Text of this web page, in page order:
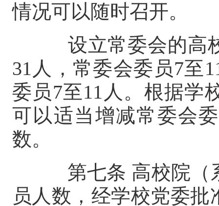
情况可以随时召开。
设立常委会的高
31人，常委会委员7至
委员7至11人。根据学
可以适当增减常委会
数。
第七条 高校院（
员人数，经学校党委